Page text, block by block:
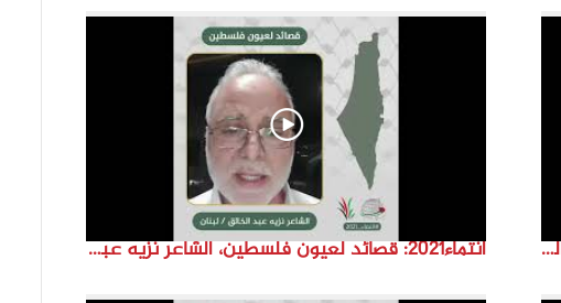
انتماء2021: قصائد لعيون فلسطين، الشاعرة دعاء البياتنة ، الاردن انتماء2021: قصائد لعيون فلسطين، الشاعر نزيه عبد الخالق، لبنان